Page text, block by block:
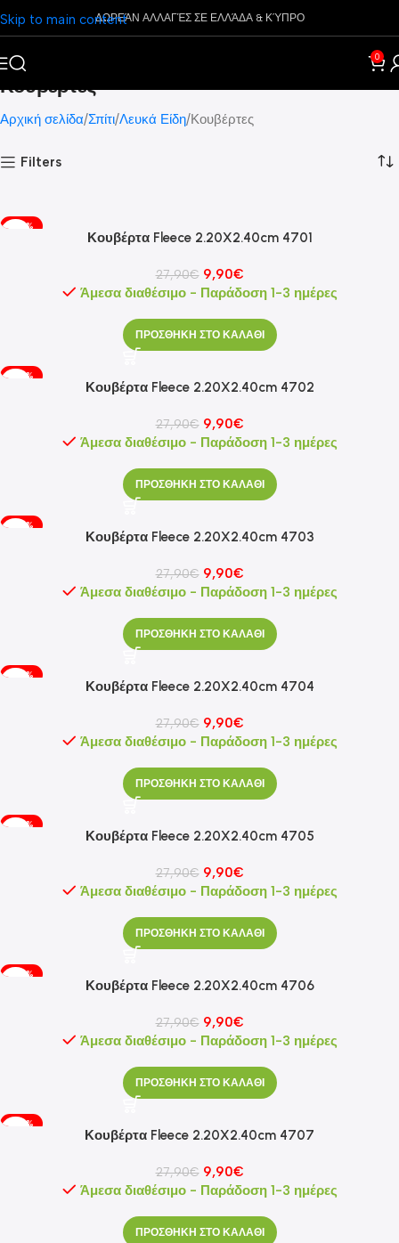
Skip to main contentΔΩΡΕΆΝ ΑΛΛΑΓΈΣ ΣΕ ΕΛΛΆΔΑ & ΚΎΠΡΟ
0
Κουβέρτες
Αρχική σελίδα Σπίτι Λευκά Είδη Κουβέρτες
Filters
-65%
Κουβέρτα Fleece 2.20X2.40cm 4701
27,90€ 9,90€
Άμεσα διαθέσιμο - Παράδοση 1-3 ημέρες
ΠΡΟΣΘΗΚΗ ΣΤΟ ΚΑΛΑΘΙ
-65%
Κουβέρτα Fleece 2.20X2.40cm 4702
27,90€ 9,90€
Άμεσα διαθέσιμο - Παράδοση 1-3 ημέρες
ΠΡΟΣΘΗΚΗ ΣΤΟ ΚΑΛΑΘΙ
-65%
Κουβέρτα Fleece 2.20X2.40cm 4703
27,90€ 9,90€
Άμεσα διαθέσιμο - Παράδοση 1-3 ημέρες
ΠΡΟΣΘΗΚΗ ΣΤΟ ΚΑΛΑΘΙ
-65%
Κουβέρτα Fleece 2.20X2.40cm 4704
27,90€ 9,90€
Άμεσα διαθέσιμο - Παράδοση 1-3 ημέρες
ΠΡΟΣΘΗΚΗ ΣΤΟ ΚΑΛΑΘΙ
-65%
Κουβέρτα Fleece 2.20X2.40cm 4705
27,90€ 9,90€
Άμεσα διαθέσιμο - Παράδοση 1-3 ημέρες
ΠΡΟΣΘΗΚΗ ΣΤΟ ΚΑΛΑΘΙ
-65%
Κουβέρτα Fleece 2.20X2.40cm 4706
27,90€ 9,90€
Άμεσα διαθέσιμο - Παράδοση 1-3 ημέρες
ΠΡΟΣΘΗΚΗ ΣΤΟ ΚΑΛΑΘΙ
-65%
Κουβέρτα Fleece 2.20X2.40cm 4707
27,90€ 9,90€
Άμεσα διαθέσιμο - Παράδοση 1-3 ημέρες
ΠΡΟΣΘΗΚΗ ΣΤΟ ΚΑΛΑΘΙ